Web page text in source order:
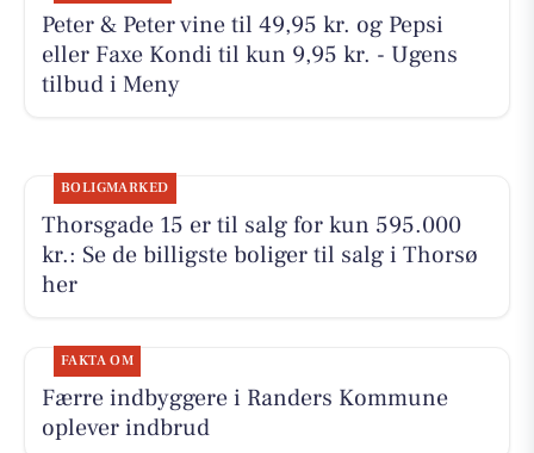
Peter & Peter vine til 49,95 kr. og Pepsi
eller Faxe Kondi til kun 9,95 kr. - Ugens
tilbud i Meny
BOLIGMARKED
Thorsgade 15 er til salg for kun 595.000
kr.: Se de billigste boliger til salg i Thorsø
her
FAKTA OM
Færre indbyggere i Randers Kommune
oplever indbrud